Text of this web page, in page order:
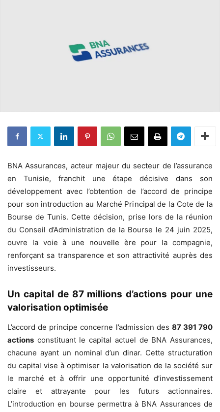
BNA Assurances, acteur majeur du secteur de l’assurance
en Tunisie, franchit une étape décisive dans son
développement avec l’obtention de l’accord de principe
pour son introduction au Marché Principal de la Cote de la
Bourse de Tunis. Cette décision, prise lors de la réunion
du Conseil d’Administration de la Bourse le 24 juin 2025,
ouvre la voie à une nouvelle ère pour la compagnie,
renforçant sa transparence et son attractivité auprès des
investisseurs.
Un capital de 87 millions d’actions pour une
valorisation optimisée
L’accord de principe concerne l’admission des 87 391 790
actions constituant le capital actuel de BNA Assurances,
chacune ayant un nominal d’un dinar. Cette structuration
du capital vise à optimiser la valorisation de la société sur
le marché et à offrir une opportunité d’investissement
claire et attrayante pour les futurs actionnaires.
L’introduction en bourse permettra à BNA Assurances de